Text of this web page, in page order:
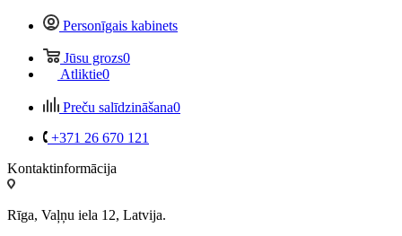
Personīgais kabinets
Jūsu grozs0
Atliktie0
Preču salīdzināšana0
+371 26 670 121
Kontaktinformācija
Rīga, Vaļņu iela 12, Latvija.